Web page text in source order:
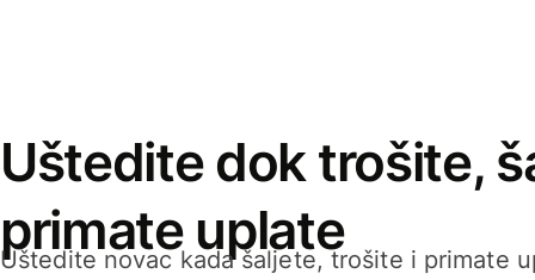
Uštedite dok trošite,
primate uplate
Uštedite novac kada šaljete, trošite i primate